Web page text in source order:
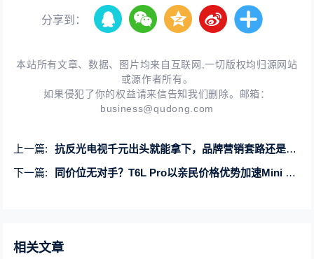
分享到：
本站所有文章、数据、图片均来自互联网,一切版权均归源网站
或源作者所有。
如果侵犯了你的权益请来信告知我们删除。邮箱：
business@qudong.com
上一篇:
抗反光电视千元出头就能拿下，品牌营销套路还是技术诚意下放？
下一篇:
同价位无对手？T6L Pro以亲民价格优势加速Mini LED电视普及
相关文章